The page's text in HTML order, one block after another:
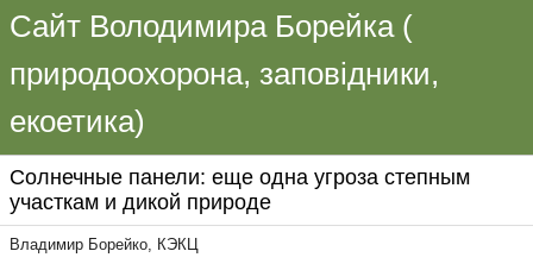
Сайт Володимира Борейка (
природоохорона, заповідники,
екоетика)
Солнечные панели: еще одна угроза степным
участкам и дикой природе
Владимир Борейко, КЭКЦ